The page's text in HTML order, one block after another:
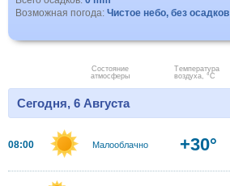
Возможная погода: Чистое небо, без осадков
Состояние
атмосферы
Температура
воздуха, °C
Сегодня, 6 Августа
08:00 Малооблачно +30°